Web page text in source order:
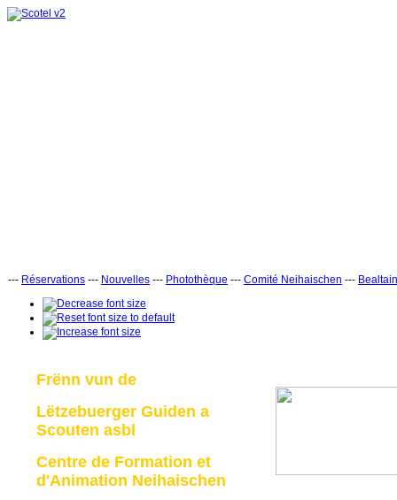
--- Réservations --- Nouvelles --- Photothèque --- Comité Neihaischen ---
Frënn vun de
Lëtzebuerger Guiden a
Scouten asbl
Centre de Formation et
d'Animation Neihaischen